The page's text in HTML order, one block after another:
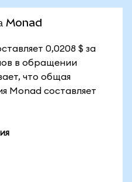
Monad
0,0208 $ за
в обращении
что общая
Monad составляет